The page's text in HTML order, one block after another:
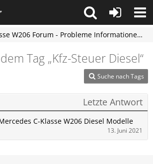
Mercedes C Klasse W206 Forum - Probleme Informationen und Erfahrungen
Tag „Kfz-Steuer Diesel“
Suche nach Tags
Letzte Antwort
C-Klasse W206 Diesel Modelle
13. Juni 2021